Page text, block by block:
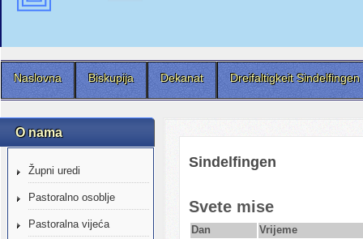
Naslovna Biskupija Dekanat Dreifaltigkeit Sindelfingen
O nama
Župni uredi
Pastoralno osoblje
Pastoralna vijeća
Sindelfingen
Svete mise
Dan
Vrijeme